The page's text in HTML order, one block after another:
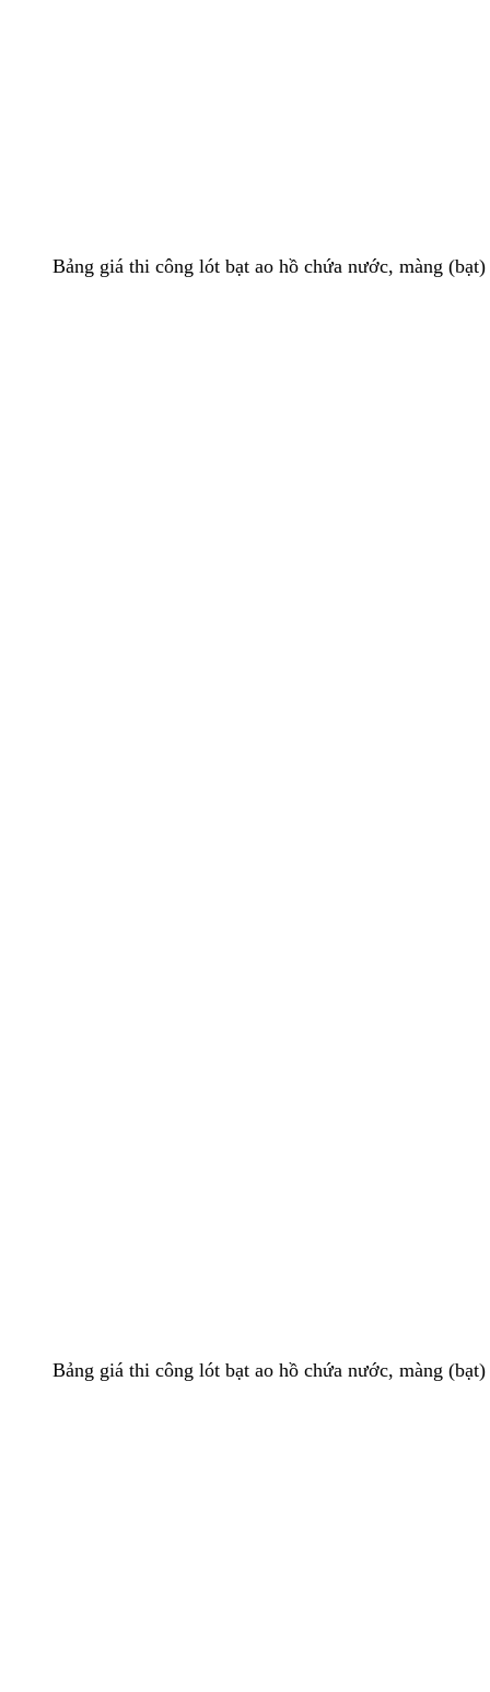
Bảng giá thi công lót bạt ao hồ chứa nước, màng
Bảng giá thi công lót bạt ao hồ chứa nước, màng